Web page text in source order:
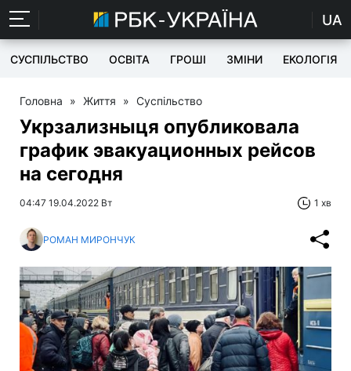
UA
СУСПІЛЬСТВО ОСВІТА ГРОШІ ЗМІНИ ЕКОЛОГІЯ
Головна » Життя » Суспільство
Укрзализныця опубликовала
график эвакуационных рейсов
на сегодня
04:47 19.04.2022 Вт 1 хв
РОМАН МИРОНЧУК